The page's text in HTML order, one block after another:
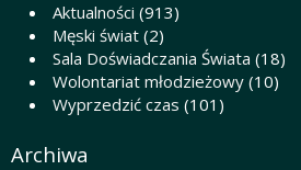
Aktualności (913)
Męski świat (2)
Sala Doświadczania Świata (18)
Wolontariat młodzieżowy (10)
Wyprzedzić czas (101)
Archiwa